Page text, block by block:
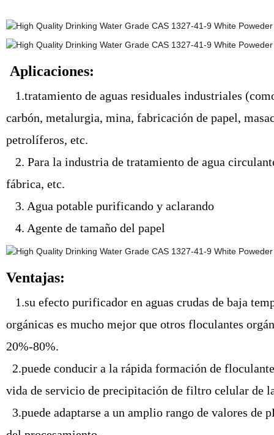
Aplicaciones:
1.tratamiento de aguas residuales industriales
carbón, metalurgia, mina, fabricación de papel,
petrolíferos, etc.
2. Para la industria de tratamiento de agua
fábrica, etc.
3. Agua potable purificando y aclarando
4. Agente de tamaño del papel
Ventajas:
1.su efecto purificador en aguas crudas de baja
orgánicas es mucho mejor que otros floculantes
20%-80%.
2.puede conducir a la rápida formación de
vida de servicio de precipitación de filtro celular de
3.puede adaptarse a un amplio rango de valores